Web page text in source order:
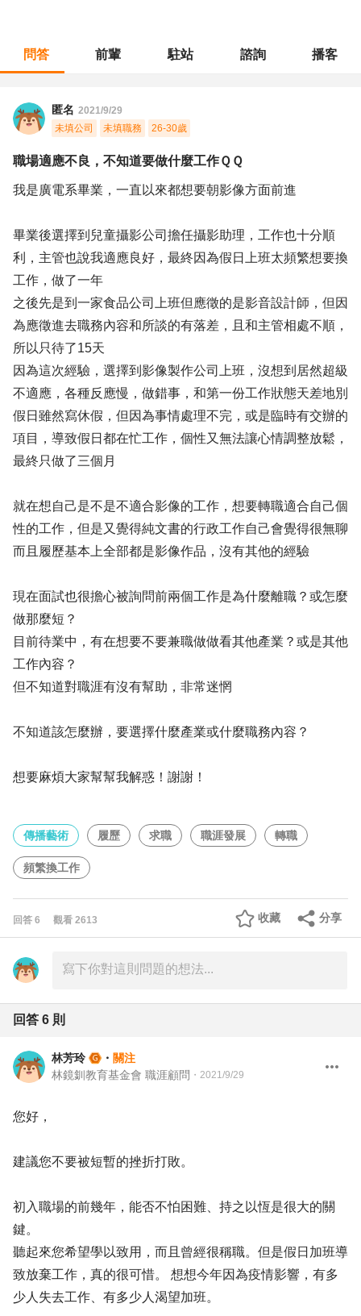
問答 前輩 駐站 諮詢 播客
匿名 2021/9/29
未填公司
未填職務 26-30歲
職場適應不良，不知道要做什麼工作ＱＱ
我是廣電系畢業，一直以來都想要朝影像方面前進
畢業後選擇到兒童攝影公司擔任攝影助理，工作也十分順
利，主管也說我適應良好，最終因為假日上班太頻繁想要換
工作，做了一年
之後先是到一家食品公司上班但應徵的是影音設計師，但因
為應徵進去職務內容和所談的有落差，且和主管相處不順，
所以只待了15天
因為這次經驗，選擇到影像製作公司上班，沒想到居然超級
不適應，各種反應慢，做錯事，和第一份工作狀態天差地別
假日雖然寫休假，但因為事情處理不完，或是臨時有交辦的
項目，導致假日都在忙工作，個性又無法讓心情調整放鬆，
最終只做了三個月
就在想自己是不是不適合影像的工作，想要轉職適合自己個
性的工作，但是又覺得純文書的行政工作自己會覺得很無聊
而且履歷基本上全部都是影像作品，沒有其他的經驗
現在面試也很擔心被詢問前兩個工作是為什麼離職？或怎麼
做那麼短？
目前待業中，有在想要不要兼職做做看其他產業？或是其他
工作內容？
但不知道對職涯有沒有幫助，非常迷惘
不知道該怎麼辦，要選擇什麼產業或什麼職務內容？
想要麻煩大家幫幫我解惑！謝謝！
傳播藝術 履歷 求職 職涯發展 轉職
頻繁換工作
回答 6 觀看 2613 分享
收藏
回答 6 則
林芳玲 ・ 關注
林鏡釧教育基金會 職涯顧問 ・ 2021/9/29
您好，
建議您不要被短暫的挫折打敗。
初入職場的前幾年，能否不怕困難、持之以恆是很大的關
鍵。
聽起來您希望學以致用，而且曾經很稱職。但是假日加班導
致放棄工作，真的很可惜。 想想今年因為疫情影響，有多
少人失去工作、有多少人渴望加班。